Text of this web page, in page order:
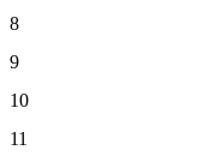
8
9
10
11